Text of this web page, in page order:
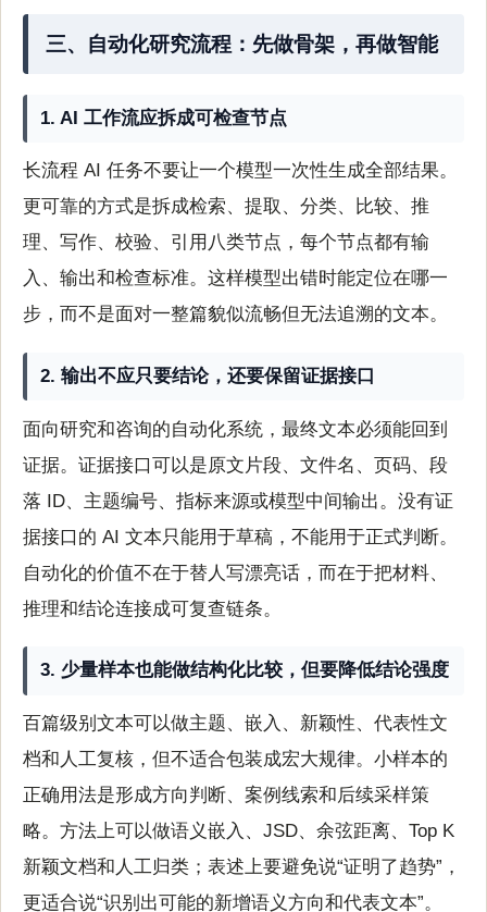
三、自动化研究流程：先做骨架，再做智能
1. AI 工作流应拆成可检查节点
长流程 AI 任务不要让一个模型一次性生成全部结果。
更可靠的方式是拆成检索、提取、分类、比较、推
理、写作、校验、引用八类节点，每个节点都有输
入、输出和检查标准。这样模型出错时能定位在哪一
步，而不是面对一整篇貌似流畅但无法追溯的文本。
2. 输出不应只要结论，还要保留证据接口
面向研究和咨询的自动化系统，最终文本必须能回到
证据。证据接口可以是原文片段、文件名、页码、段
落 ID、主题编号、指标来源或模型中间输出。没有证
据接口的 AI 文本只能用于草稿，不能用于正式判断。
自动化的价值不在于替人写漂亮话，而在于把材料、
推理和结论连接成可复查链条。
3. 少量样本也能做结构化比较，但要降低结论强度
百篇级别文本可以做主题、嵌入、新颖性、代表性文
档和人工复核，但不适合包装成宏大规律。小样本的
正确用法是形成方向判断、案例线索和后续采样策
略。方法上可以做语义嵌入、JSD、余弦距离、Top K
新颖文档和人工归类；表述上要避免说“证明了趋势”，
更适合说“识别出可能的新增语义方向和代表文本”。